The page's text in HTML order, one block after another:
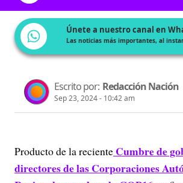
Únete a nuestro canal en
Las noticias más importantes, al
Escrito por: Redacción Nación
Sep 23, 2024 - 10:42 am
Producto de la reciente Cumbre de
directores de las Corporaciones